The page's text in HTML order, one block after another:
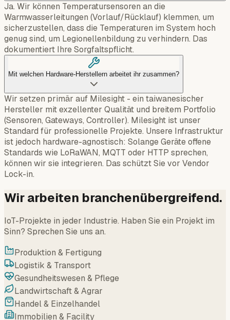
Ja. Wir können Temperatursensoren an die
Warmwasserleitungen (Vorlauf/Rücklauf) klemmen, um
sicherzustellen, dass die Temperaturen im System hoch
genug sind, um Legionellenbildung zu verhindern. Das
dokumentiert Ihre Sorgfaltspflicht.
Mit welchen Hardware-Herstellern arbeitet ihr zusammen?
Wir setzen primär auf Milesight - ein taiwanesischer
Hersteller mit exzellenter Qualität und breitem Portfolio
(Sensoren, Gateways, Controller). Milesight ist unser
Standard für professionelle Projekte. Unsere Infrastruktur
ist jedoch hardware-agnostisch: Solange Geräte offene
Standards wie LoRaWAN, MQTT oder HTTP sprechen,
können wir sie integrieren. Das schützt Sie vor Vendor
Lock-in.
Wir arbeiten branchenübergreifend.
IoT-Projekte in jeder Industrie. Haben Sie ein Projekt im
Sinn? Sprechen Sie uns an.
Produktion & Fertigung
Logistik & Transport
Gesundheitswesen & Pflege
Landwirtschaft & Agrar
Handel & Einzelhandel
Immobilien & Facility